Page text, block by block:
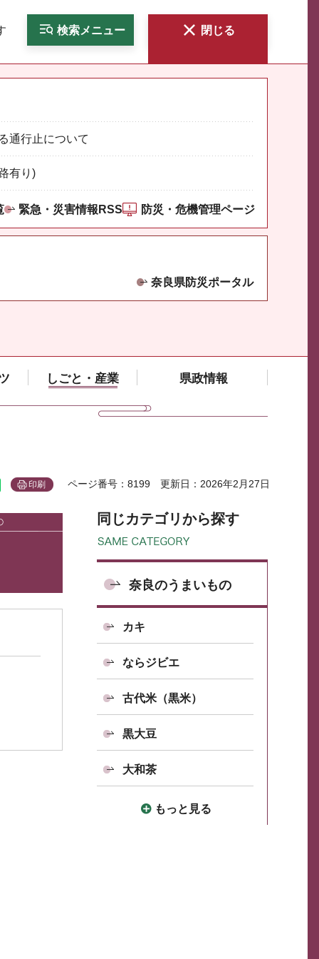
検索メニュー 閉じる
通行止について
有り)
緊急・災害情報RSS 防災・危機管理ページ
奈良県防災ポータル
しごと・産業 県政情報
印刷 ページ番号：8199 更新日：2026年2月27日
同じカテゴリから探す
奈良のうまいもの
カキ
ならジビエ
古代米（黒米）
黒大豆
大和茶
もっと見る